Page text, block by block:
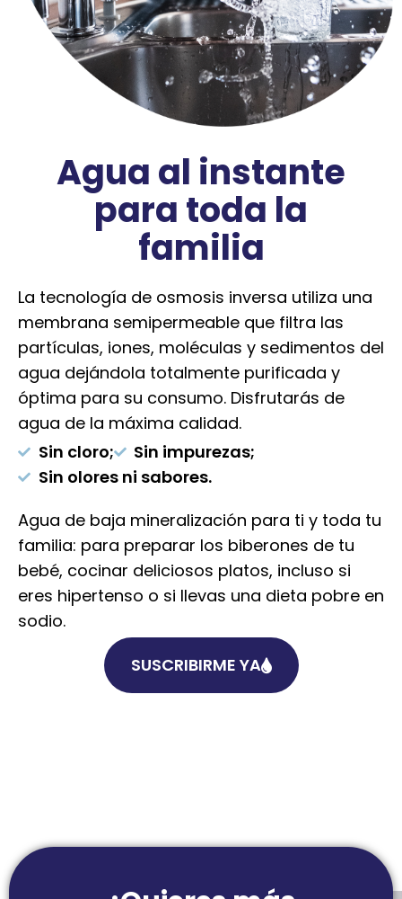
Agua al instante
para toda la
familia
La tecnología de osmosis inversa utiliza una
membrana semipermeable que filtra las
partículas, iones, moléculas y sedimentos del
agua dejándola totalmente purificada y
óptima para su consumo. Disfrutarás de
agua de la máxima calidad.
Sin cloro;
Sin impurezas;
Sin olores ni sabores.
Agua de baja mineralización para ti y toda tu
familia: para preparar los biberones de tu
bebé, cocinar deliciosos platos, incluso si
eres hipertenso o si llevas una dieta pobre en
sodio.
SUSCRIBIRME YA